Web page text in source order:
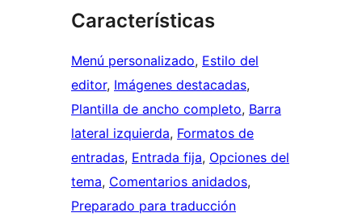
Características
Menú personalizado, Estilo del
editor, Imágenes destacadas
Plantilla de ancho completo, Barra
lateral izquierda, Formatos de
entradas, Entrada fija, Opciones del
tema, Comentarios anidados
Preparado para traducción